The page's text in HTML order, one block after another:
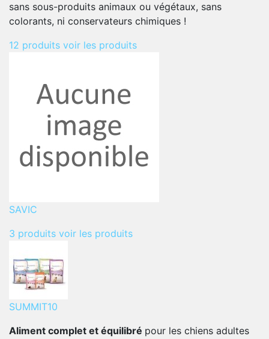
sans sous-produits animaux ou végétaux, sans
colorants, ni conservateurs chimiques !
12 produits voir les produits
SAVIC
3 produits voir les produits
SUMMIT10
Aliment complet et équilibré pour les chiens adultes